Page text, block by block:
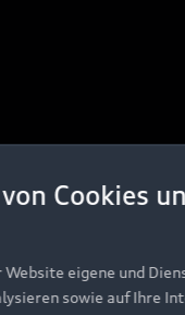
Cookies
eigene und
sowie auf Ihre